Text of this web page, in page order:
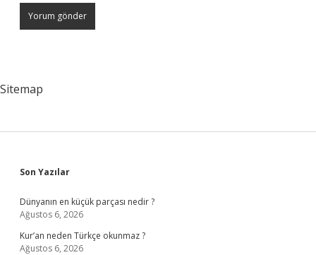
Sitemap
Sidebar
Son Yazılar
Dünyanın en küçük parçası nedir ?
Ağustos 6, 2026
Kur’an neden Türkçe okunmaz ?
Ağustos 6, 2026